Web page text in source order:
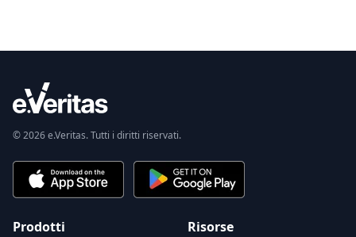
© 2026 e.Veritas. Tutti i diritti riservati.
Prodotti Risorse